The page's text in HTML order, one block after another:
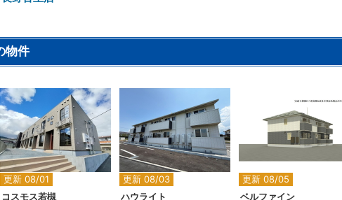
物件
更新 08/01
2
コスモス若槻
更新 08/03
2
ハウライト
更新 08/05
2
ベルファイン